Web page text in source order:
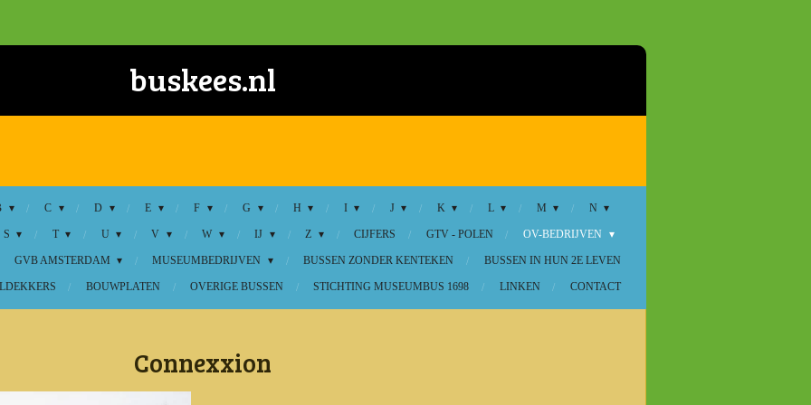
buskees.nl
C D E F G H I J K L M N
S T U V W IJ Z CIJFERS GTV - POLEN OV-BEDRIJVEN
GVB AMSTERDAM MUSEUMBEDRIJVEN BUSSEN ZONDER KENTEKEN BUSSEN IN HUN 2E LEVEN
BOUWPLATEN OVERIGE BUSSEN STICHTING MUSEUMBUS 1698 LINKEN CONTACT
Connexxion